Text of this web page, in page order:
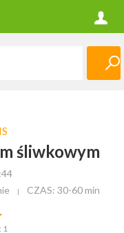
śliwkowym
CZAS: 30-60 min
1